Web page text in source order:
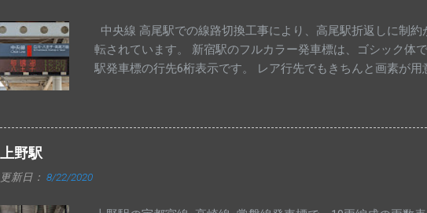
中央線 高尾駅での線路切換工事により、高尾駅折返しに制
転されています。 新宿駅のフルカラー発車標は、ゴシック体
駅発車標の行先6桁表示です。 レア行先でもきちんと画素が用
後となります。 写真は東京・神田駅の発車標です。 高尾駅
模湖止まりとなっています。 写真は、大月・猿橋・上野原駅
上野駅
更新日： 8/22/2020